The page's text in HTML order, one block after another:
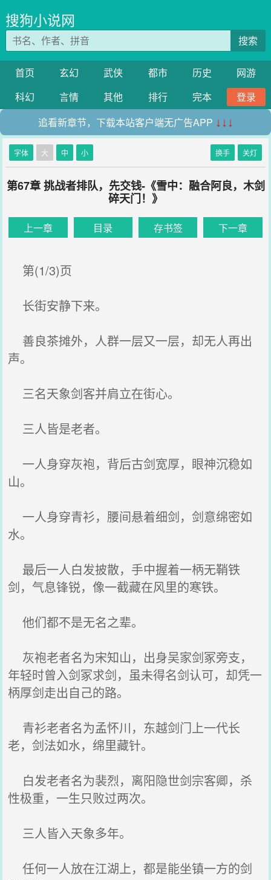
搜狗小说网
搜索
首页 玄幻 武侠 都市 历史
网游
科幻
言情 其他 排行 完本
登录
追看新章节，下载本站客户端无广告APP ↓↓↓
字体 大 中 小 换手 关灯
第67章 挑战者排队，先交钱-《雪中：融合阿良，木剑
碎天门！》
上一章 目录 存书签 下一章
第(1/3)页
长街安静下来。
善良茶摊外，人群一层又一层，却无人再出
声。
三名天象剑客并肩立在街心。
三人皆是老者。
一人身穿灰袍，背后古剑宽厚，眼神沉稳如
山。
一人身穿青衫，腰间悬着细剑，剑意绵密如
水。
最后一人白发披散，手中握着一柄无鞘铁
剑，气息锋锐，像一截藏在风里的寒铁。
他们都不是无名之辈。
灰袍老者名为宋知山，出身吴家剑冢旁支，
年轻时曾入剑冢求剑，虽未得名剑认可，却凭一
柄厚剑走出自己的路。
青衫老者名为孟怀川，东越剑门上一代长
老，剑法如水，绵里藏针。
白发老者名为裴烈，离阳隐世剑宗客卿，杀
性极重，一生只败过两次。
三人皆入天象多年。
任何一人放在江湖上，都是能坐镇一方的剑